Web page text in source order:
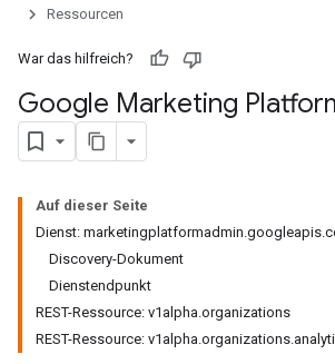
Ressourcen
War das hilfreich?
Google Marketing
Auf dieser Seite
Dienst:
Discovery-Dokument
Dienstendpunkt
REST-Ressource: v1alpha.organizations
REST-Ressource: